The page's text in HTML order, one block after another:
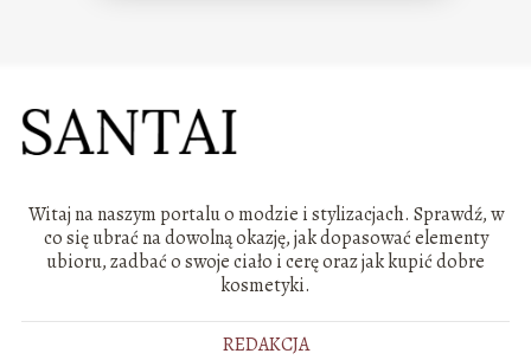
Witaj na naszym portalu o modzie i stylizacjach. Sprawdź, w
co się ubrać na dowolną okazję, jak dopasować elementy
ubioru, zadbać o swoje ciało i cerę oraz jak kupić dobre
kosmetyki.
REDAKCJA